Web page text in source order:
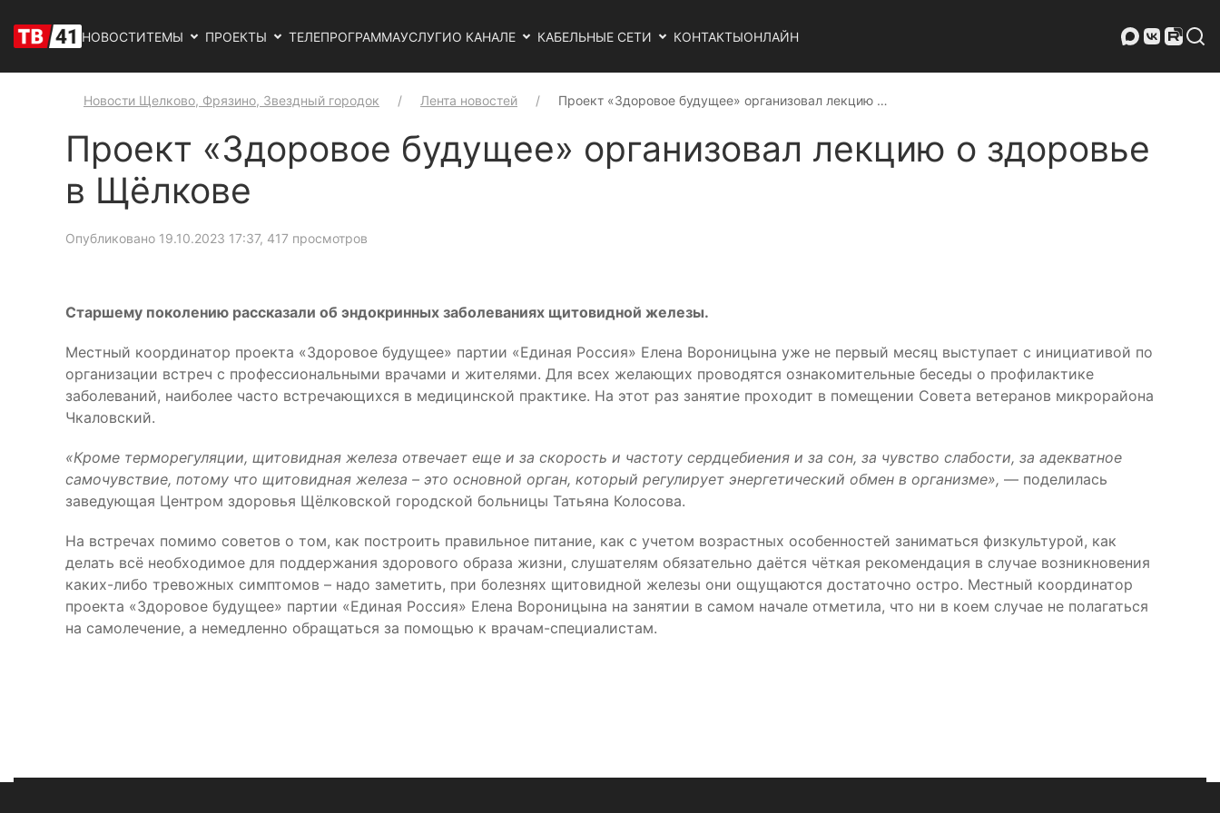
НОВОСТИТЕМЫ ПРОЕКТЫ ТЕЛЕПРОГРАММАУСЛУГИО КАНАЛЕ КАБЕЛЬНЫЕ СЕТИ КОНТАКТЫОНЛАЙН
Новости Щелково, Фрязино, Звездный городок Лента новостей Проект «Здоровое будущее» организовал лекцию …
Проект «Здоровое будущее» организовал лекцию о здоровье
в Щёлкове
Опубликовано 19.10.2023 17:37, 417 просмотров
Старшему поколению рассказали об эндокринных заболеваниях щитовидной железы.
Местный координатор проекта «Здоровое будущее» партии «Единая Россия» Елена Вороницына уже не первый месяц выступает с инициативой по
организации встреч с профессиональными врачами и жителями. Для всех желающих проводятся ознакомительные беседы о профилактике
заболеваний, наиболее часто встречающихся в медицинской практике. На этот раз занятие проходит в помещении Совета ветеранов микрорайона
Чкаловский.
«Кроме терморегуляции, щитовидная железа отвечает еще и за скорость и частоту сердцебиения и за сон, за чувство слабости, за адекватное
самочувствие, потому что щитовидная железа – это основной орган, который регулирует энергетический обмен в организме», — поделилась
заведующая Центром здоровья Щёлковской городской больницы Татьяна Колосова.
На встречах помимо советов о том, как построить правильное питание, как с учетом возрастных особенностей заниматься физкультурой, как
делать всё необходимое для поддержания здорового образа жизни, слушателям обязательно даётся чёткая рекомендация в случае возникновения
каких-либо тревожных симптомов – надо заметить, при болезнях щитовидной железы они ощущаются достаточно остро. Местный координатор
проекта «Здоровое будущее» партии «Единая Россия» Елена Вороницына на занятии в самом начале отметила, что ни в коем случае не полагаться
на самолечение, а немедленно обращаться за помощью к врачам-специалистам.